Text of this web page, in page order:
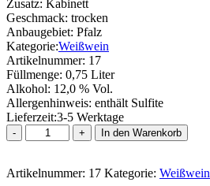
Zusatz: Kabinett
Geschmack: trocken
Anbaugebiet: Pfalz
Kategorie:Weißwein
Artikelnummer: 17
Füllmenge: 0,75 Liter
Alkohol: 12,0 % Vol.
Allergenhinweis: enthält Sulfite
Lieferzeit:3-5 Werktage
Grauburgunder
Kabinett
BIO
In den Warenkorb
Artikelnummer: 17 Kategorie: Weißwein